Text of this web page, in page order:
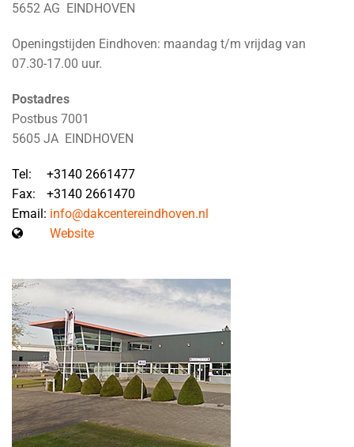
5652 AG EINDHOVEN
Openingstijden Eindhoven: maandag t/m vrijdag van
07.30-17.00 uur.
Postadres
Postbus 7001
5605 JA EINDHOVEN
Tel:
Fax:
Email:
+3140 2661477
+3140 2661470
info@dakcentereindhoven.nl
Website